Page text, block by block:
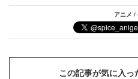
アニメ /
この記事が気に入っ